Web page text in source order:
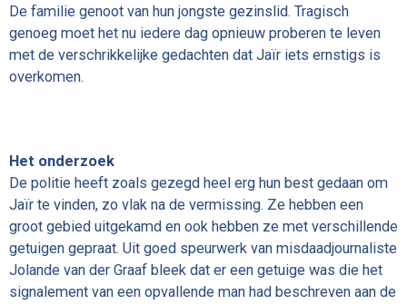
De familie genoot van hun jongste gezinslid. Tragisch
genoeg moet het nu iedere dag opnieuw proberen te leven
met de verschrikkelijke gedachten dat Jaïr iets ernstigs is
overkomen.
Het onderzoek
De politie heeft zoals gezegd heel erg hun best gedaan om
Jaïr te vinden, zo vlak na de vermissing. Ze hebben een
groot gebied uitgekamd en ook hebben ze met verschillende
getuigen gepraat. Uit goed speurwerk van misdaadjournaliste
Jolande van der Graaf bleek dat er een getuige was die het
signalement van een opvallende man had beschreven aan de